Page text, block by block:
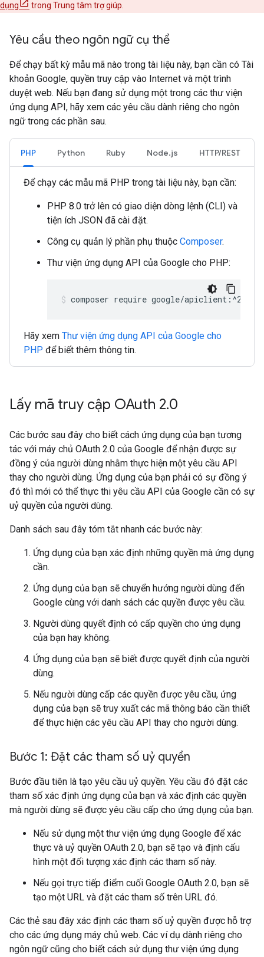
dụng
trong Trung tâm trợ giúp.
Yêu cầu theo ngôn ngữ cụ thể
Để chạy bất kỳ mẫu mã nào trong tài liệu này, bạn cần có Tài
khoản Google, quyền truy cập vào Internet và một trình
duyệt web. Nếu bạn đang sử dụng một trong các thư viện
ứng dụng API, hãy xem các yêu cầu dành riêng cho ngôn
ngữ trong các phần sau.
PHP Python Ruby Node.js HTTP/REST
Để chạy các mẫu mã PHP trong tài liệu này, bạn cần:
PHP 8.0 trở lên có giao diện dòng lệnh (CLI) và
tiện ích JSON đã cài đặt.
Công cụ quản lý phần phụ thuộc Composer.
Thư viện ứng dụng API của Google cho PHP:
composer require google/
Hãy xem Thư viện ứng dụng API của Google cho
PHP để biết thêm thông tin.
Lấy mã truy cập OAuth 2.0
Các bước sau đây cho biết cách ứng dụng của bạn tương
tác với máy chủ OAuth 2.0 của Google để nhận được sự
đồng ý của người dùng nhằm thực hiện một yêu cầu API
thay cho người dùng. Ứng dụng của bạn phải có sự đồng ý
đó thì mới có thể thực thi yêu cầu API của Google cần có sự
uỷ quyền của người dùng.
Danh sách sau đây tóm tắt nhanh các bước này:
Ứng dụng của bạn xác định những quyền mà ứng dụng
cần.
Ứng dụng của bạn sẽ chuyển hướng người dùng đến
Google cùng với danh sách các quyền được yêu cầu.
Người dùng quyết định có cấp quyền cho ứng dụng
của bạn hay không.
Ứng dụng của bạn sẽ biết được quyết định của người
dùng.
Nếu người dùng cấp các quyền được yêu cầu, ứng
dụng của bạn sẽ truy xuất các mã thông báo cần thiết
để thực hiện các yêu cầu API thay cho người dùng.
Bước 1: Đặt các tham số uỷ quyền
Bước đầu tiên là tạo yêu cầu uỷ quyền. Yêu cầu đó đặt các
tham số xác định ứng dụng của bạn và xác định các quyền
mà người dùng sẽ được yêu cầu cấp cho ứng dụng của bạn.
Nếu sử dụng một thư viện ứng dụng Google để xác
thực và uỷ quyền OAuth 2.0, bạn sẽ tạo và định cấu
hình một đối tượng xác định các tham số này.
Nếu gọi trực tiếp điểm cuối Google OAuth 2.0, bạn sẽ
tạo một URL và đặt các tham số trên URL đó.
Các thẻ sau đây xác định các tham số uỷ quyền được hỗ trợ
cho các ứng dụng máy chủ web. Các ví dụ dành riêng cho
ngôn ngữ cũng cho biết cách sử dụng thư viện ứng dụng